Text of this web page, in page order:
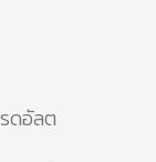
ดอัลต